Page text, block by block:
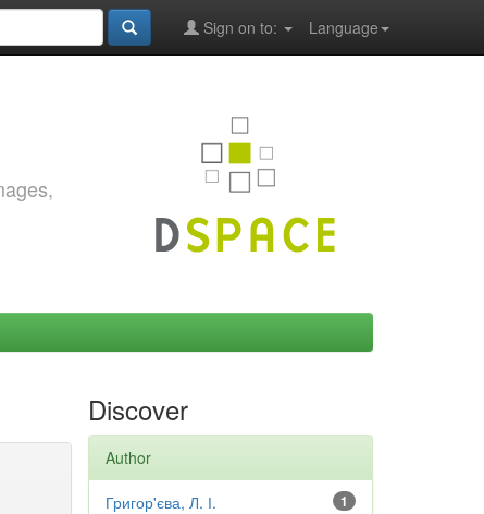
Language
Sign on to:
Discover
Author
1
Григор'єва, Л. І.